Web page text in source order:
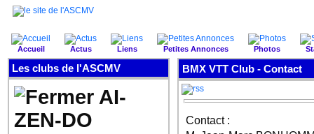
Accueil Actus Liens Petites Annonces Photos
Les clubs de l'ASCMV
AI-
ZEN-DO
BMX VTT Club - Contact
Contact :